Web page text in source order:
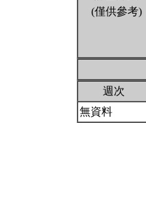
(僅供參考)
週次
無資料